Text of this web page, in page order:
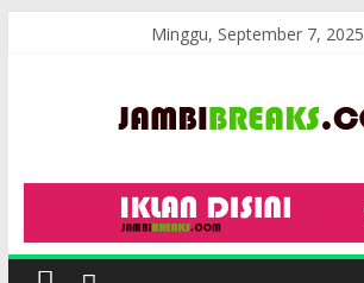
Minggu, September 7, 2025
JambiBreaks